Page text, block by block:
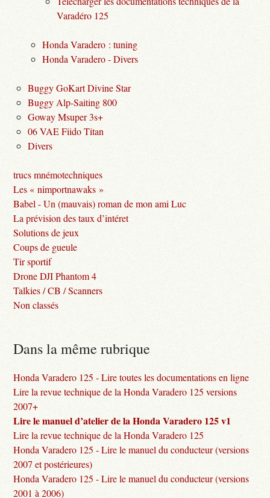
Varadéro 125
Honda Varadero : tuning
Honda Varadero - Divers
Buggy GoKart Divine Star
Buggy Alp-Saiting 800
Goway Msuper 3s+
06 VAE Fiido Titan
Divers
trucs mnémotechniques
Les « nimportnawaks »
Babel - Un (mauvais) roman de mon ami Luc
La prévision des taux d’intéret
Solutions de jeux
Coups de gueule
Tir sportif
Drone DJI Phantom 4
Talkies / CB / Scanners
Non classés
Dans la même rubrique
Honda Varadero 125 - Lire toutes les documentations en ligne
Lire la revue technique de la Honda Varadero 125 versions
2007+
Lire le manuel d’atelier de la Honda Varadero 125 v1
Lire la revue technique de la Honda Varadero 125
Honda Varadero 125 - Lire le manuel du conducteur (versions
2007 et postérieures)
Honda Varadero 125 - Lire le manuel du conducteur (versions
2001 à 2006)